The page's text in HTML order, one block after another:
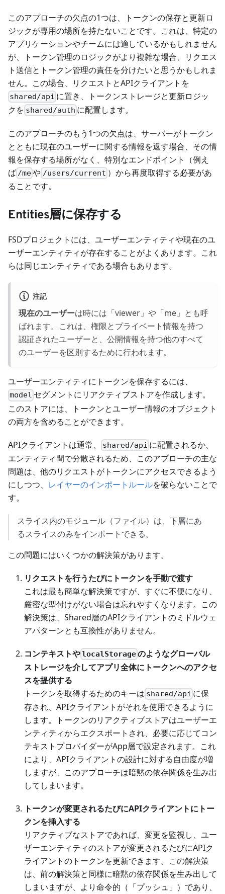
このアプローチの欠点の1つは、トークンの保存と更新ロ
ジックが専用の場所を持たないことです。これは、特定の
アプリケーションやチームには適しているかもしれません
が、トークン管理のロジックがより複雑な場合、リクエス
ト送信とトークン管理の責任を分けたいと思うかもしれま
せん。この場合、リクエストとAPIクライアントを
shared/api に置き、トークンストレージと更新ロジッ
クを shared/auth に配置します。
このアプローチのもう1つの欠点は、サーバーがトークン
とともに現在のユーザーに関する情報を返す場合、その情
報を保存する場所がなく、特別なエンドポイント（例え
ば /meや /users/current ）から再度取得する必要があ
ることです。
Entities層に保存する
FSDプロジェクトには、ユーザーエンティティや現在のユ
ーザーエンティティが存在することがよくあります。これ
らは同じエンティティである場合もあります。
注記
現在のユーザーは時には「viewer」や「me」とも呼
ばれます。これは、権限とプライベート情報を持つ
認証されたユーザーと、公開情報を持つ他のすべて
のユーザーを区別するために行われます。
ユーザーエンティティにトークンを保存するには、
model セグメントにリアクティブストアを作成します。
このストアには、トークンとユーザー情報のオブジェクト
の両方を含めることができます。
APIクライアントは通常、 shared/api に配置されるか、
エンティティ間で分散されるため、このアプローチの主な
問題は、他のリクエストがトークンにアクセスできるよう
にしつつ、 レイヤーのインポートルールを破らないことで
す。
スライス内のモジュール（ファイル）は、下層にあ
るスライスのみをインポートできる。
この問題にはいくつかの解決策があります。
リクエストを行うたびにトークンを手動で渡す
これは最も簡単な解決策ですが、すぐに不便になり、
厳密な型付けがない場合は忘れやすくなります。この
解決策は、Shared層のAPIクライアントのミドルウェ
アパターンとも互換性がありません。
コンテキストやlocalStorageのようなグローバル
ストレージを介してアプリ全体にトークンへのアクセ
スを提供する
トークンを取得するためのキーは shared/api に保
存され、APIクライアントがそれを使用できるように
します。トークンのリアクティブストアはユーザーエ
ンティティからエクスポートされ、必要に応じてコン
テキストプロバイダーがApp層で設定されます。これ
により、APIクライアントの設計に対する自由度が増
しますが、このアプローチは暗黙の依存関係を生み出
してしまいます。
トークンが変更されるたびにAPIクライアントにトー
クンを挿入する
リアクティブなストアであれば、変更を監視し、ユー
ザーエンティティのストアが変更されるたびにAPIク
ライアントのトークンを更新できます。この解決策
は、前の解決策と同様に暗黙の依存関係を生み出して
しまいますが、より命令的（「プッシュ」）であり、